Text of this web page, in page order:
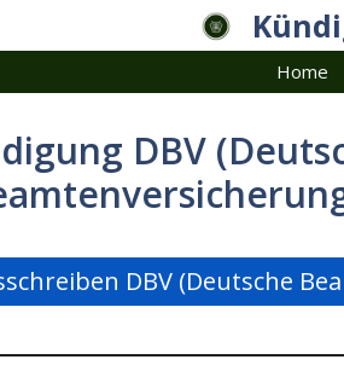
Home
DBV
DBV (Deutsche